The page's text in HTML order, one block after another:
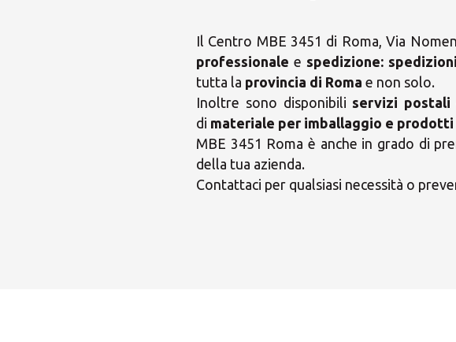
Il Centro MBE 3451 di Roma, Via
professionale e spedizione:
tutta la provincia di Roma e non solo.
Inoltre sono disponibili servizi postali
di materiale per imballaggio e
MBE 3451 Roma è anche in grado di
della tua azienda.
Contattaci per qualsiasi necessità o